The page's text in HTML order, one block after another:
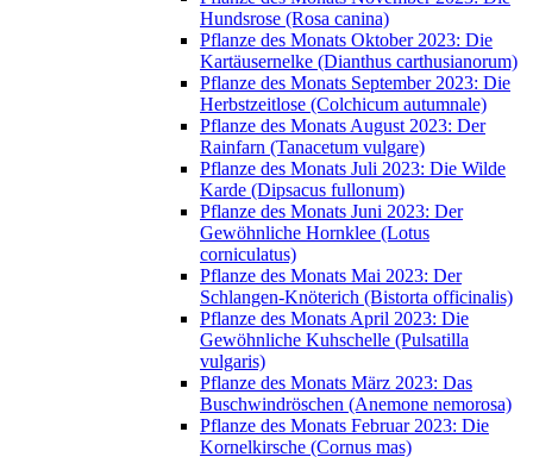
Hundsrose (Rosa canina)
Pflanze des Monats Oktober 2023: Die
Kartäusernelke (Dianthus carthusianorum)
Pflanze des Monats September 2023: Die
Herbstzeitlose (Colchicum autumnale)
Pflanze des Monats August 2023: Der
Rainfarn (Tanacetum vulgare)
Pflanze des Monats Juli 2023: Die Wilde
Karde (Dipsacus fullonum)
Pflanze des Monats Juni 2023: Der
Gewöhnliche Hornklee (Lotus
corniculatus)
Pflanze des Monats Mai 2023: Der
Schlangen-Knöterich (Bistorta officinalis)
Pflanze des Monats April 2023: Die
Gewöhnliche Kuhschelle (Pulsatilla
vulgaris)
Pflanze des Monats März 2023: Das
Buschwindröschen (Anemone nemorosa)
Pflanze des Monats Februar 2023: Die
Kornelkirsche (Cornus mas)